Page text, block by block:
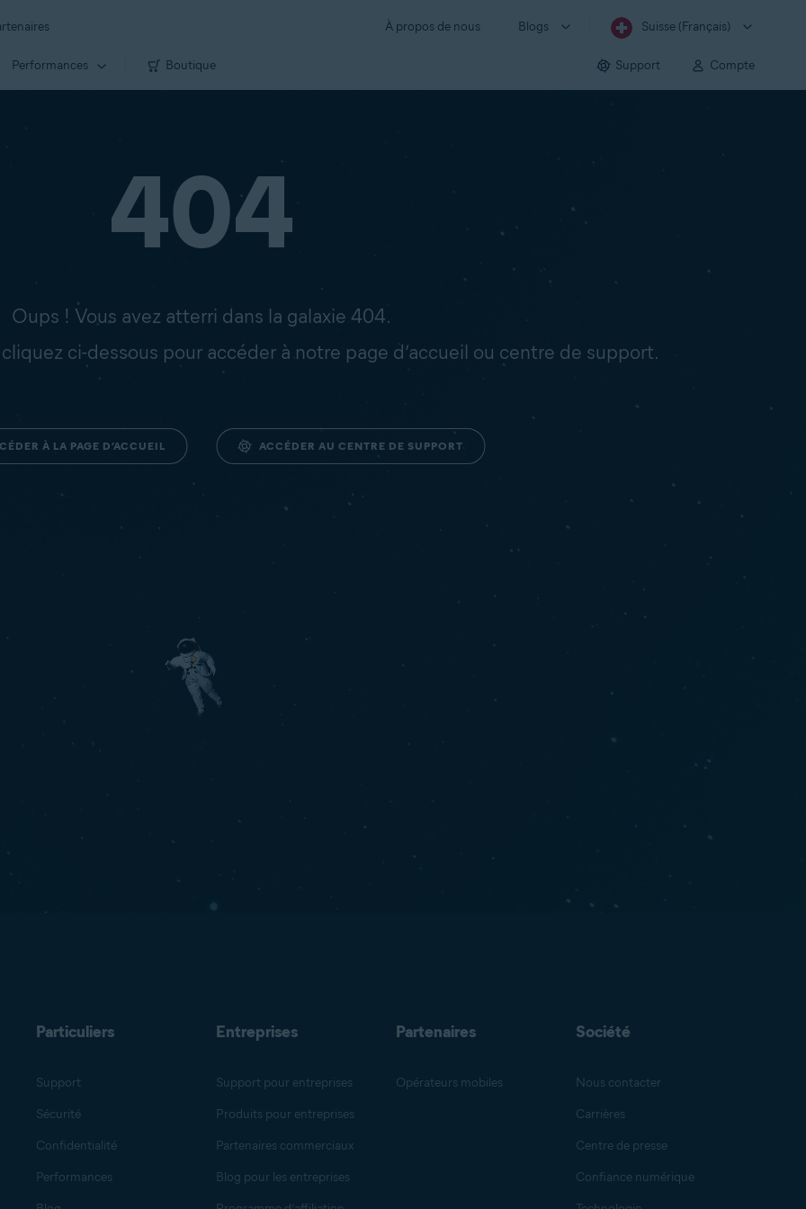
À propos de nous Blogs Suisse (Français)
Performances Boutique Support Compte
404
Oups ! Vous avez atterri dans la galaxie 404.
ci-dessous pour accéder à notre page d’accueil ou centre de support.
À LA PAGE D’ACCUEIL ACCÉDER AU CENTRE DE SUPPORT
Particuliers
Support
Sécurité
Confidentialité
Performances
Entreprises
Support pour entreprises
Produits pour entreprises
Partenaires commerciaux
Blog pour les entreprises
Partenaires
Opérateurs mobiles
Société
Nous contacter
Carrières
Centre de presse
Confiance numérique